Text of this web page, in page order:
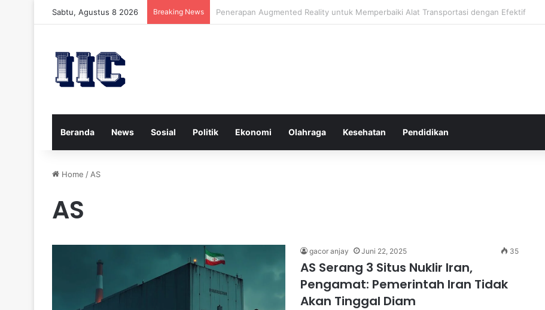
Sabtu, Agustus 8 2026 Breaking News Strategi Kesehatan Harian untuk Meningkatkan Daya Tahan Tubuh dalam Beraktivitas
Beranda News Sosial Politik Ekonomi Olahraga Kesehatan Pendidikan
Home / AS
AS
gacor anjay Juni 22, 2025 35
AS Serang 3 Situs Nuklir Iran,
Pengamat: Pemerintah Iran Tidak
Akan Tinggal Diam